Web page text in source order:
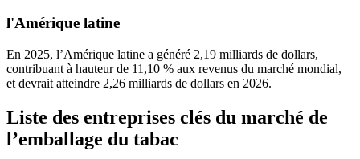
l'Amérique latine
En 2025, l’Amérique latine a généré 2,19 milliards de dollars,
contribuant à hauteur de 11,10 % aux revenus du marché mondial,
et devrait atteindre 2,26 milliards de dollars en 2026.
Liste des entreprises clés du marché de
l’emballage du tabac